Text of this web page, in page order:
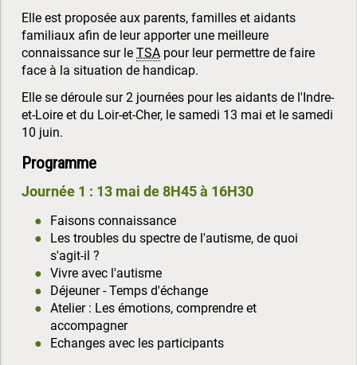
Elle est proposée aux parents, familles et aidants
familiaux afin de leur apporter une meilleure
connaissance sur le TSA pour leur permettre de faire
face à la situation de handicap.
Elle se déroule sur 2 journées pour les aidants de l'Indre-
et-Loire et du Loir-et-Cher, le samedi 13 mai et le samedi
10 juin.
Programme
Journée 1 : 13 mai de 8H45 à 16H30
Faisons connaissance
Les troubles du spectre de l'autisme, de quoi
s'agit-il ?
Vivre avec l'autisme
Déjeuner - Temps d'échange
Atelier : Les émotions, comprendre et
accompagner
Echanges avec les participants